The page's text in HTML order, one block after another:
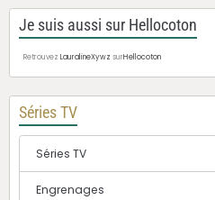
Je suis aussi sur Hellocoton
Retrouvez LauralineXywz surHellocoton
Séries TV
Séries TV
Engrenages